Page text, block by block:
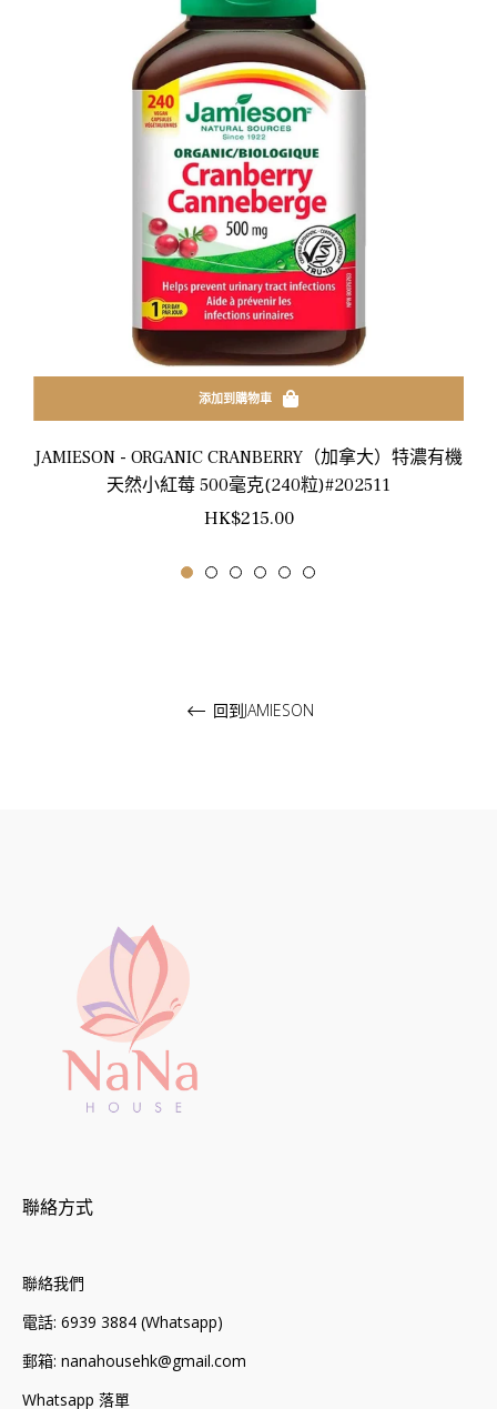
添加到購物車
JAMIESON - ORGANIC CRANBERRY（加拿大）特濃有機
天然小紅莓 500毫克(240粒)#202511
正
價
HK$215.00
回到JAMIESON
聯絡方式
聯絡我們
電話: 6939 3884 (Whatsapp)
郵箱: nanahousehk@gmail.com
Whatsapp 落單